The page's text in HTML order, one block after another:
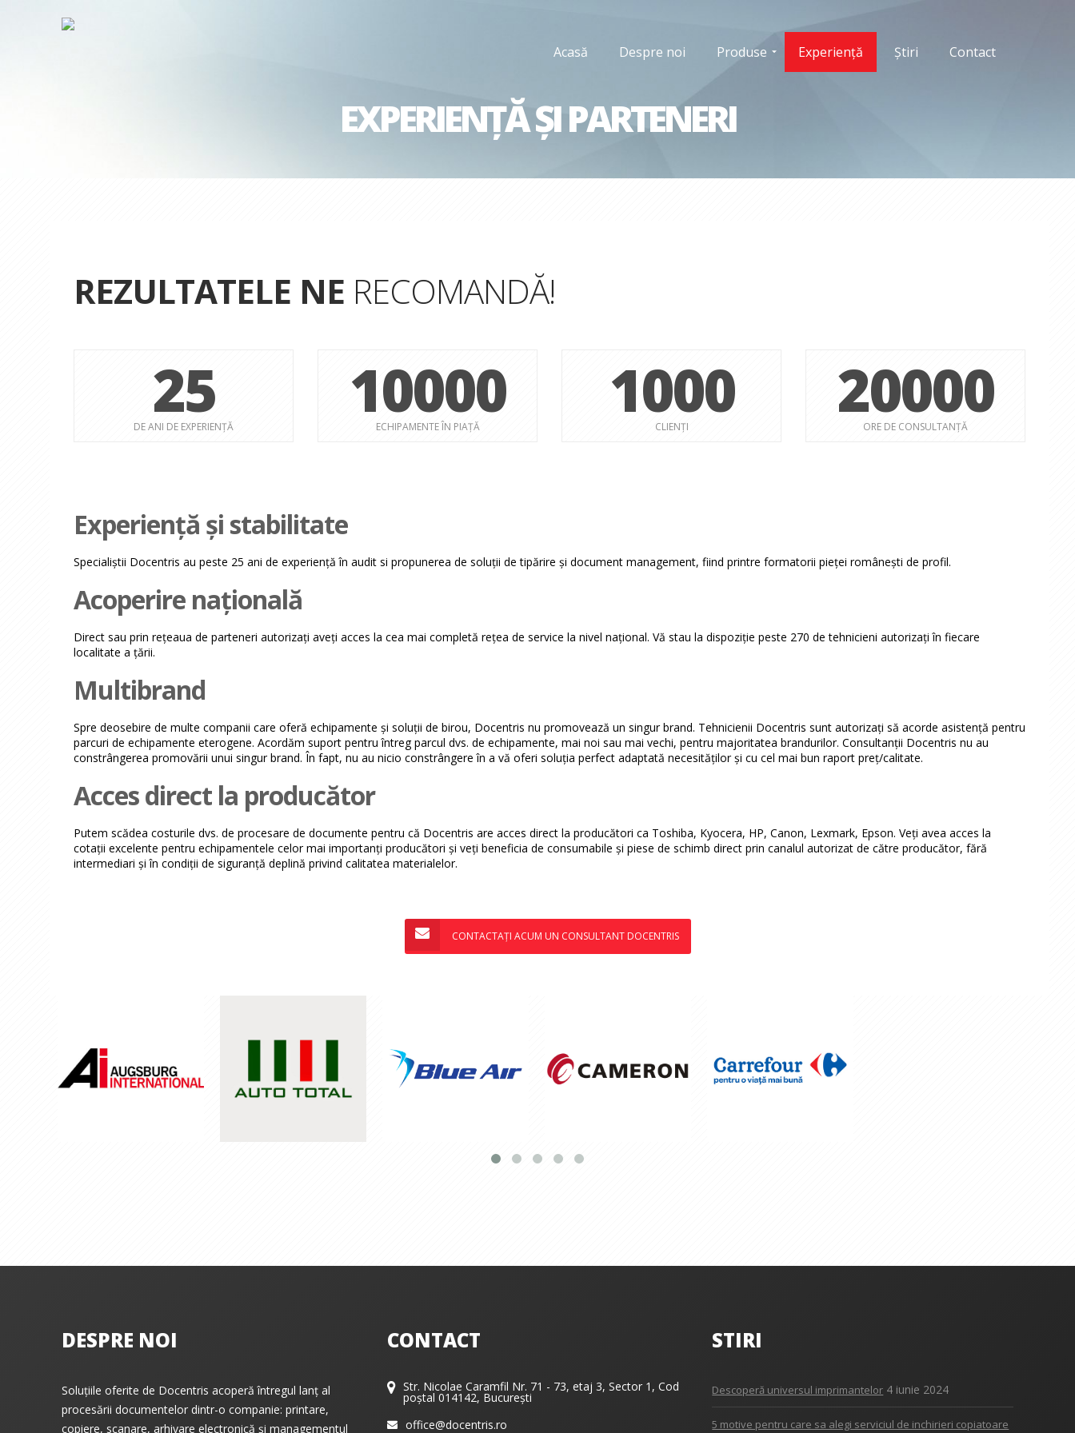
Acasă Despre noi Produse Experiență Știri Contact
EXPERIENȚĂ ȘI PARTENERI
REZULTATELE NE RECOMANDĂ!
25
DE ANI DE EXPERIENȚĂ 10000
ECHIPAMENTE ÎN PIAȚĂ 1000
CLIENȚI 20000
ORE DE CONSULTANȚĂ
Experiență și stabilitate
Specialiștii Docentris au peste 25 ani de experiență în audit si propunerea de soluții de tipărire și document management, fiind printre formatorii pieței românești de profil.
Acoperire națională
Direct sau prin rețeaua de parteneri autorizați aveți acces la cea mai completă rețea de service la nivel național. Vă stau la dispoziție peste 270 de tehnicieni autorizați în fiecare
localitate a țării.
Multibrand
Spre deosebire de multe companii care oferă echipamente și soluții de birou, Docentris nu promovează un singur brand. Tehnicienii Docentris sunt autorizați să acorde asistență pentru
parcuri de echipamente eterogene. Acordăm suport pentru întreg parcul dvs. de echipamente, mai noi sau mai vechi, pentru majoritatea brandurilor. Consultanții Docentris nu au
constrângerea promovării unui singur brand. În fapt, nu au nicio constrângere în a vă oferi soluția perfect adaptată necesităților și cu cel mai bun raport preț/calitate.
Acces direct la producător
Putem scădea costurile dvs. de procesare de documente pentru că Docentris are acces direct la producători ca Toshiba, Kyocera, HP, Canon, Lexmark, Epson. Veți avea acces la
cotații excelente pentru echipamentele celor mai importanți producători și veți beneficia de consumabile și piese de schimb direct prin canalul autorizat de către producător, fără
intermediari și în condiții de siguranță deplină privind calitatea materialelor.
CONTACTAȚI ACUM UN CONSULTANT DOCENTRIS
DESPRE NOI
Soluțiile oferite de Docentris acoperă întregul lanț al
procesării documentelor dintr-o companie: printare,
copiere, scanare, arhivare electronică și managementul
CONTACT
Str. Nicolae Caramfil Nr. 71 - 73, etaj 3, Sector 1, Cod
poștal 014142, București
office@docentris.ro
STIRI
Descoperă universul imprimantelor 4 iunie 2024
5 motive pentru care sa alegi serviciul de inchirieri copiatoare